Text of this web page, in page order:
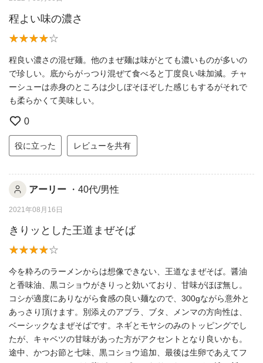
程よい味の濃さ
程良い濃さの混ぜ麺。他のまぜ麺は味がとても濃いものが多いの
で珍しい。底からがっつり混ぜて食べると丁度良い味加減。チャ
ーシューは赤身のところは少しぼそほぞした感じもするがそれで
も柔らかくて美味しい。
0
役に立った レビューを共有
アーリー ・40代/男性
2021年08月16日
きりッとした王道まぜそば
今を粋ろのラーメンからは想像できない、王道なまぜそば。醤油
と香味油、黒コショウがきりっと効いており、甘味がほぼ無し。
コシが適度にありながら食感の良い麺なので、300gながら意外と
あっさり頂けます。別添えのアブラ、ブタ、メンマの方向性は、
ベーシックなまぜそばです。ネギとモヤシのみのトッピングでし
たが、キャベツの甘味があった方がアクセントとなり良いかも。
途中、かつお節と七味、黒コショウ追加、最後は生卵であえてフ